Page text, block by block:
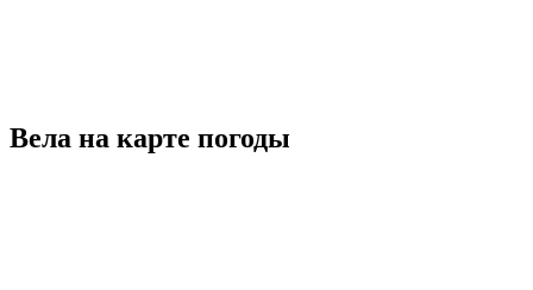
Вела на карте погоды